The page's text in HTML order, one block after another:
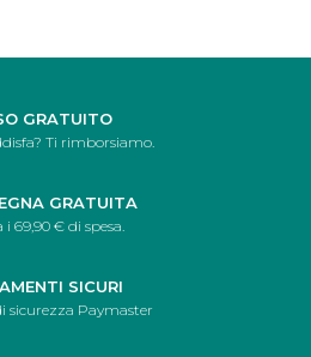
GRATUITO
Ti rimborsiamo.
GRATUITA
i 69,90 € di spesa.
SICURI
sicurezza Paymaster